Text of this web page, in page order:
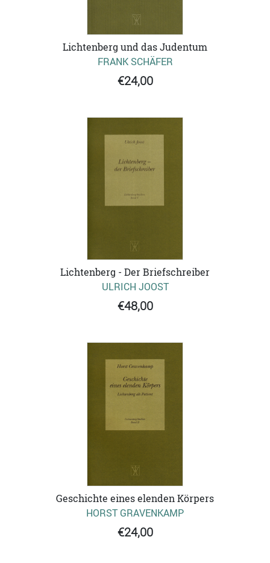
Lichtenberg und das Judentum
FRANK SCHÄFER
€24,00
Lichtenberg - Der Briefschreiber
ULRICH JOOST
€48,00
Geschichte eines elenden Körpers
HORST GRAVENKAMP
€24,00